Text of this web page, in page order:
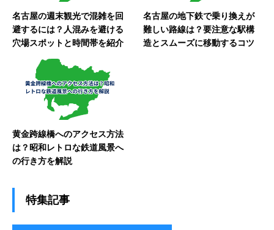
名古屋の週末観光で混雑を回
避するには？人混みを避ける
穴場スポットと時間帯を紹介
名古屋の地下鉄で乗り換えが
難しい路線は？要注意な駅構
造とスムーズに移動するコツ
黄金跨線橋へのアクセス方法
は？昭和レトロな鉄道風景へ
の行き方を解説
特集記事